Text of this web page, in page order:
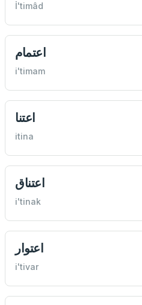
İ'timâd
اعتمام
i'timam
اعتنا
itina
اعتناق
i'tinak
اعتوار
i'tivar